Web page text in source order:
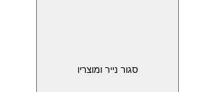
סגור נייר ומוצריו